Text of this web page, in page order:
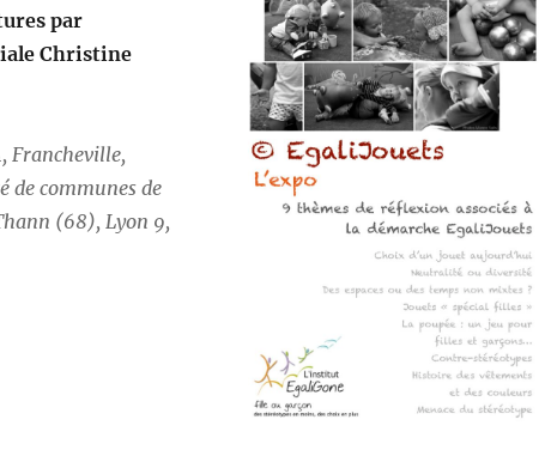
par
Christine
Francheville,
de communes de
(68), Lyon 9,